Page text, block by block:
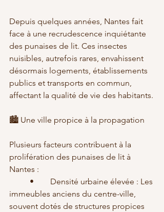
Depuis quelques années, Nantes fait
face à une recrudescence inquiétante
des punaises de lit. Ces insectes
nuisibles, autrefois rares, envahissent
désormais logements, établissements
publics et transports en commun,
affectant la qualité de vie des habitants.
🏙️ Une ville propice à la propagation
Plusieurs facteurs contribuent à la
prolifération des punaises de lit à
Nantes :
immeubles anciens du centre-ville,
souvent dotés de structures propices